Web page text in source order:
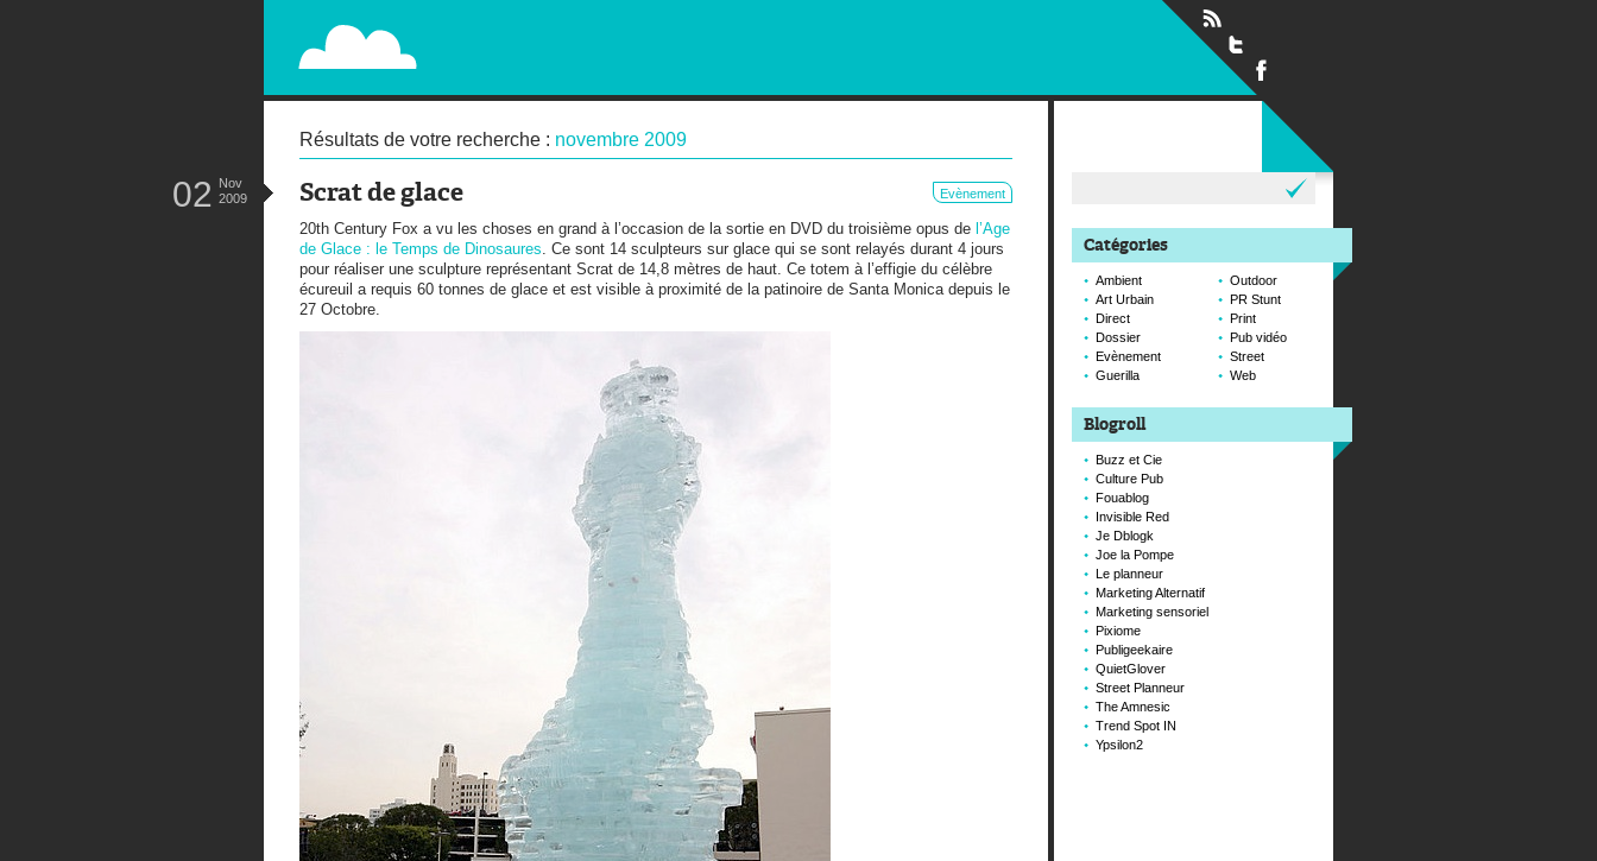
PAPERPLANE
STREET, AMBIENT, GUÉRILLA MARKETING AND OUT OF HOME
Résultats de votre recherche : novembre 2009
Scrat de glace Evènement
02 Nov
2009
20th Century Fox a vu les choses en grand à l’occasion de la sortie en DVD du troisième opus de l’Age
de Glace : le Temps de Dinosaures . Ce sont 14 sculpteurs sur glace qui se sont relayés durant 4 jours
pour réaliser une sculpture représentant Scrat de 14,8 mètres de haut. Ce totem à l’effigie du célèbre
écureuil a requis 60 tonnes de glace et est visible à proximité de la patinoire de Santa Monica depuis le
27 Octobre.
Catégories
Ambient
Art Urbain
Direct
Dossier
Evènement
Guerilla
Outdoor
PR Stunt
Print
Pub vidéo
Street
Web
Blogroll
Buzz et Cie
Culture Pub
Fouablog
Invisible Red
Je Dblogk
Joe la Pompe
Le planneur
Marketing Alternatif
Marketing sensoriel
Pixiome
Publigeekaire
QuietGlover
Street Planneur
The Amnesic
Trend Spot IN
Ypsilon2